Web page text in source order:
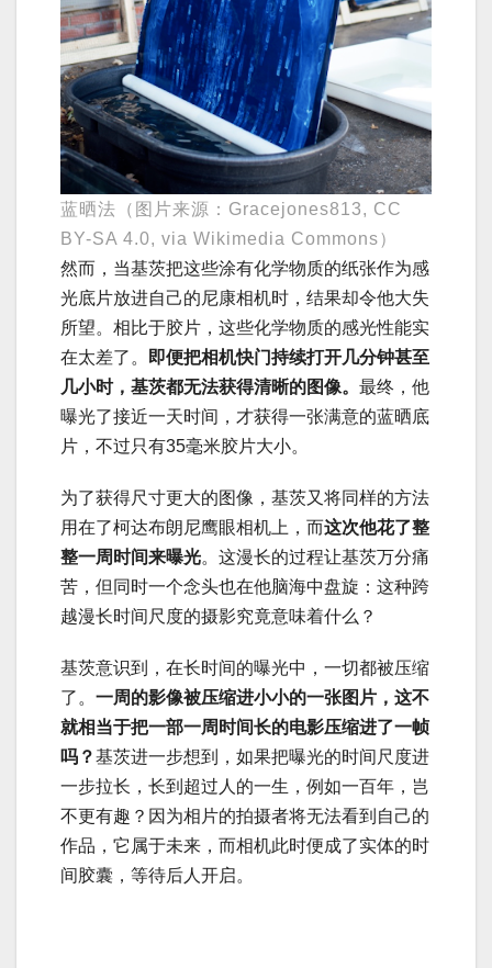
蓝晒法（图片来源：Gracejones813, CC
BY-SA 4.0, via Wikimedia Commons）
然而，当基茨把这些涂有化学物质的纸张作为感
光底片放进自己的尼康相机时，结果却令他大失
所望。相比于胶片，这些化学物质的感光性能实
在太差了。
即便把相机快门持续打开几分钟甚至
几小时，基茨都无法获得清晰的图像。 最终，他
曝光了接近一天时间，才获得一张满意的蓝晒底
片，不过只有35毫米胶片大小。
为了获得尺寸更大的图像，基茨又将同样的方法
用在了柯达布朗尼鹰眼相机上，而这次他花了整
整一周时间来曝光。这漫长的过程让基茨万分痛
苦，但同时一个念头也在他脑海中盘旋：这种跨
越漫长时间尺度的摄影究竟意味着什么？
基茨意识到，在长时间的曝光中，一切都被压缩
了。 一周的影像被压缩进小小的一张图片，这不
就相当于把一部一周时间长的电影压缩进了一帧
吗？基茨进一步想到，如果把曝光的时间尺度进
一步拉长，长到超过人的一生，例如一百年，岂
不更有趣？因为相片的拍摄者将无法看到自己的
作品，它属于未来，而相机此时便成了实体的时
间胶囊，等待后人开启。